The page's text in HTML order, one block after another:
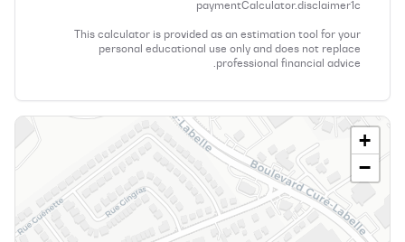
paymentCalculator.disclaimer1c
This calculator is provided as an estimation tool for your
personal educational use only and does not replace
professional financial advice.
+
−